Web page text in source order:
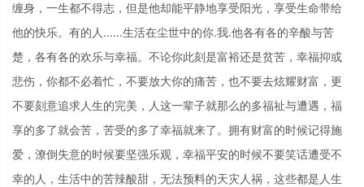
缠身，一生都不得志，但是他却能平静地享受阳光，享受生命带给
他的快乐。有的人......生活在尘世中的你.我.他各有各的辛酸与苦
楚，各有各的欢乐与幸福。不论你此刻是富裕还是贫苦，幸福抑或
悲伤，你都不必着忙，不要放大你的痛苦，也不要去炫耀财富，更
不要刻意追求人生的完美，人这一辈子就那么的多福祉与遭遇，福
享的多了就会苦，苦受的多了幸福就来了。拥有财富的时候记得施
爱，潦倒失意的时候要坚强乐观，幸福平安的时候不要笑话遭受不
幸的人，生活中的苦辣酸甜，无法预料的天灾人祸，这些都是人生